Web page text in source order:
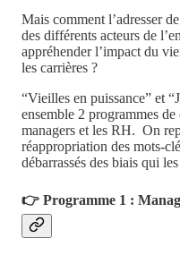
Mais comment l’adresser
des différents acteurs de
appréhender l’impact du
les carrières ?
“Vieilles en puissance” et
ensemble 2 programmes
managers et les RH. On
réappropriation des mots-
débarrassés des biais qui
👉 Programme 1 :